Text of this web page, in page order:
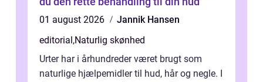
01 august 2026
Jannik Hansen
editorial,Naturlig skønhed
Urter har i århundreder været brugt som
naturlige hjælpemidler til hud, hår og negle. I